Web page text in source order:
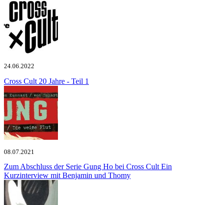
24.06.2022
Cross Cult 20 Jahre - Teil 1
08.07.2021
Zum Abschluss der Serie Gung Ho bei Cross Cult Ein
Kurzinterview mit Benjamin und Thomy